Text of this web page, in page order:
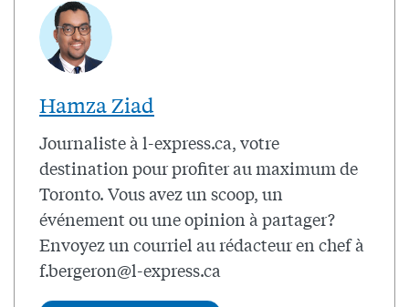
Hamza Ziad
Journaliste à l-express.ca, votre
destination pour profiter au maximum de
Toronto. Vous avez un scoop, un
événement ou une opinion à partager?
Envoyez un courriel au rédacteur en chef à
f.bergeron@l-express.ca